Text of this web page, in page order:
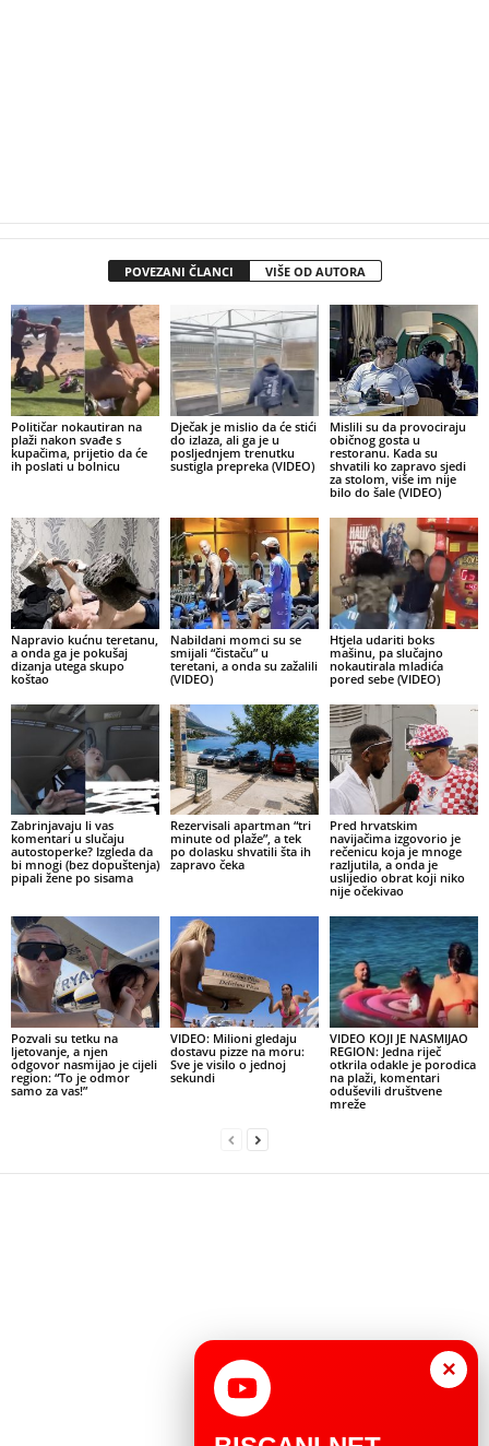
POVEZANI ČLANCI VIŠE OD AUTORA
Političar nokautiran na
plaži nakon svađe s
kupačima, prijetio da će
ih poslati u bolnicu
Dječak je mislio da će stići
do izlaza, ali ga je u
posljednjem trenutku
sustigla prepreka (VIDEO)
Mislili su da provociraju
običnog gosta u
restoranu. Kada su
shvatili ko zapravo sjedi
za stolom, više im nije
bilo do šale (VIDEO)
Napravio kućnu teretanu,
a onda ga je pokušaj
dizanja utega skupo
koštao
Nabildani momci su se
smijali “čistaču” u
teretani, a onda su zažalili
(VIDEO)
Htjela udariti boks
mašinu, pa slučajno
nokautirala mladića
pored sebe (VIDEO)
Zabrinjavaju li vas
komentari u slučaju
autostoperke? Izgleda da
bi mnogi (bez dopuštenja)
pipali žene po sisama
Rezervisali apartman “tri
minute od plaže”, a tek
po dolasku shvatili šta ih
zapravo čeka
Pred hrvatskim
navijačima izgovorio je
rečenicu koja je mnoge
razljutila, a onda je
uslijedio obrat koji niko
nije očekivao
Pozvali su tetku na
ljetovanje, a njen
odgovor nasmijao je cijeli
region: “To je odmor
samo za vas!”
VIDEO: Milioni gledaju
dostavu pizze na moru:
Sve je visilo o jednoj
sekundi
VIDEO KOJI JE NASMIJAO
REGION: Jedna riječ
otkrila odakle je porodica
na plaži, komentari
oduševili društvene
mreže
×